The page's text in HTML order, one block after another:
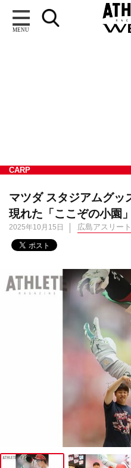
MENU
CARP
マツダ スタジアムグッ
現れた「ここぞの小園」
2025年10月15日 広島アスリー